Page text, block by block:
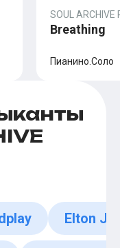
SOUL ARCHIVE
Breathing
Пианино.Соло
Elton